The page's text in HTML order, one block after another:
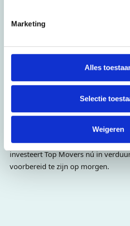
Marketing
Alles
Selectie
Weigeren
om het collectieve effect te
Voorbereid op morgen
Overheden en grote
keuzes, want ook zij streven naar
Duurzame logistiek is bovendien
vooroplopen in duurzaamheid en
verantwoordelijkheid en
rondom duurzaamheid worden
investeert Top Movers nú in
voorbereid te zijn op morgen.